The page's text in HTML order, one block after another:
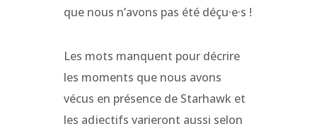
que nous n’avons pas été déçu·e·s !
Les mots manquent pour décrire
les moments que nous avons
vécus en présence de Starhawk et
les adjectifs varieront aussi selon